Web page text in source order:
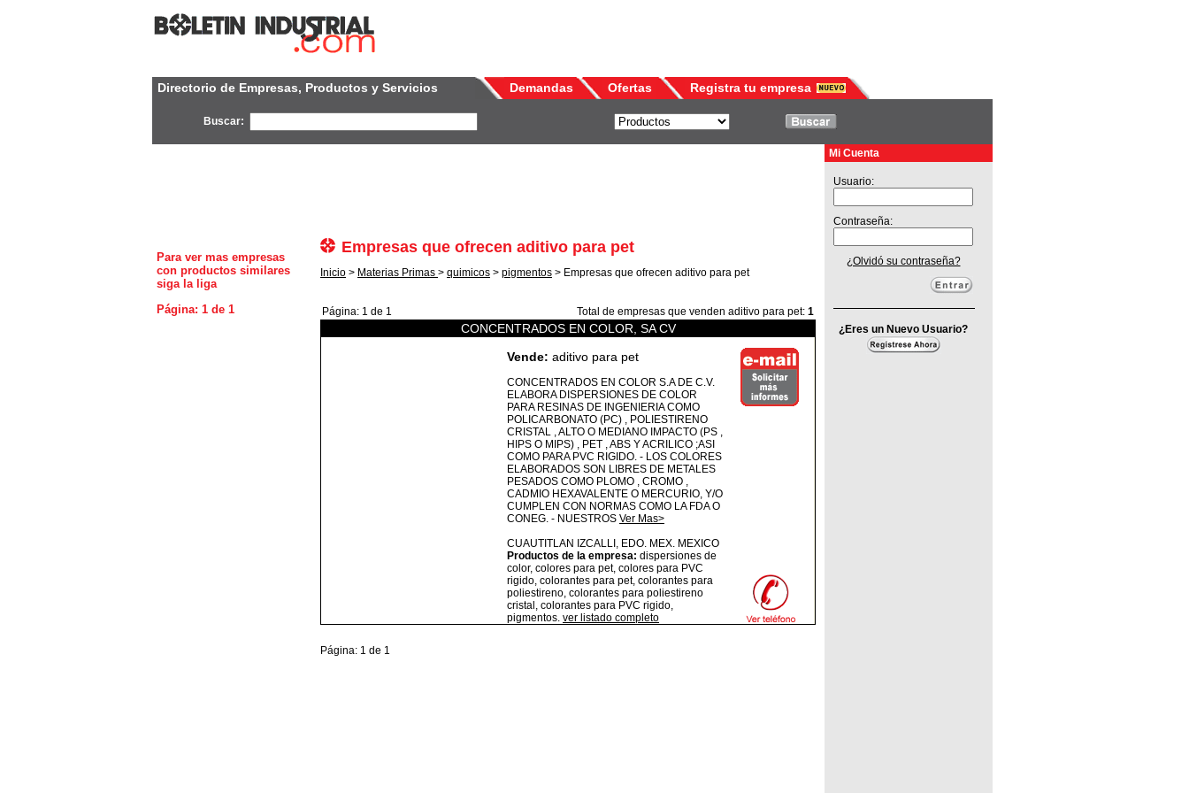
Directorio de Empresas, Productos y Servicios Demandas Ofertas Registra tu empresa
Buscar:
Mi Cuenta
Para ver mas empresas
con productos similares
siga la liga
Página: 1 de 1
Empresas que ofrecen aditivo para pet
Inicio > Materias Primas > quimicos > pigmentos > Empresas que ofrecen aditivo para pet
Página: 1 de 1 Total de empresas que venden aditivo para pet: 1
CONCENTRADOS EN COLOR, SA CV
Vende: aditivo para pet
CONCENTRADOS EN COLOR S.A DE C.V.
ELABORA DISPERSIONES DE COLOR
PARA RESINAS DE INGENIERIA COMO
POLICARBONATO (PC) , POLIESTIRENO
CRISTAL , ALTO O MEDIANO IMPACTO (PS ,
HIPS O MIPS) , PET , ABS Y ACRILICO ;ASI
COMO PARA PVC RIGIDO. - LOS COLORES
ELABORADOS SON LIBRES DE METALES
PESADOS COMO PLOMO , CROMO ,
CADMIO HEXAVALENTE O MERCURIO, Y/O
CUMPLEN CON NORMAS COMO LA FDA O
CONEG. - NUESTROS Ver Mas>
CUAUTITLAN IZCALLI, EDO. MEX. MEXICO
Productos de la empresa: dispersiones de
color, colores para pet, colores para PVC
rigido, colorantes para pet, colorantes para
poliestireno, colorantes para poliestireno
cristal, colorantes para PVC rigido,
pigmentos. ver listado completo
Página: 1 de 1
Usuario:
Contraseña:
¿Olvidó su contraseña?
¿Eres un Nuevo Usuario?